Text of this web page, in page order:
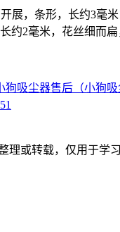
，条形，长约3毫
2毫米，花丝细而
狗吸尘器售后（小狗吸
或转载，仅用于学